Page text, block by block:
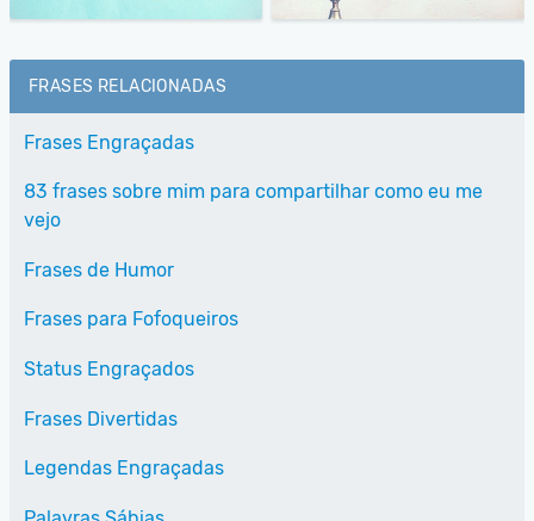
FRASES RELACIONADAS
Frases Engraçadas
83 frases sobre mim para compartilhar como eu me
vejo
Frases de Humor
Frases para Fofoqueiros
Status Engraçados
Frases Divertidas
Legendas Engraçadas